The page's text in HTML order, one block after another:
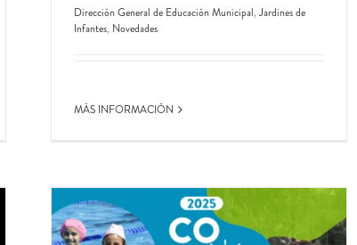
Dirección General de Educación Municipal, Jardines de
Infantes, Novedades
MÁS INFORMACIÓN